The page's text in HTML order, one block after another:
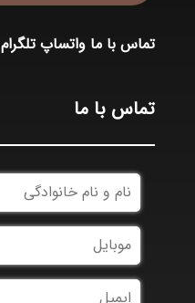
تماس با ما واتساپ تلگرام
تماس با ما